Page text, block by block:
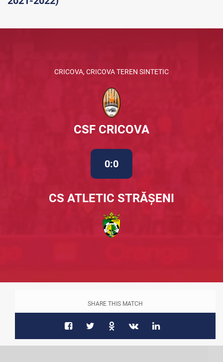
CRICOVA, CRICOVA TEREN SINTETIC
CSF CRICOVA
0:0
CS ATLETIC STRĂȘENI
SHARE THIS MATCH